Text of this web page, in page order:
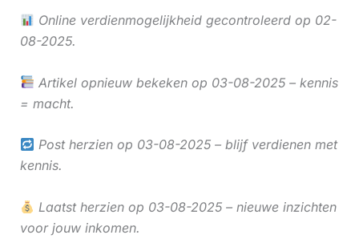
Online verdienmogelijkheid gecontroleerd op 02-
08-2025.
Artikel opnieuw bekeken op 03-08-2025 – kennis
= macht.
Post herzien op 03-08-2025 – blijf verdienen met
kennis.
Laatst herzien op 03-08-2025 – nieuwe inzichten
voor jouw inkomen.